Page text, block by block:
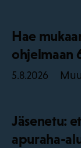
Hae
ohjelmaan
5.8.2026
Jäsenetu:
apuraha-